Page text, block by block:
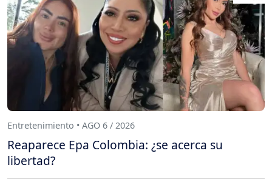
Entretenimiento • AGO 6 / 2026
Reaparece Epa Colombia: ¿se acerca su
libertad?